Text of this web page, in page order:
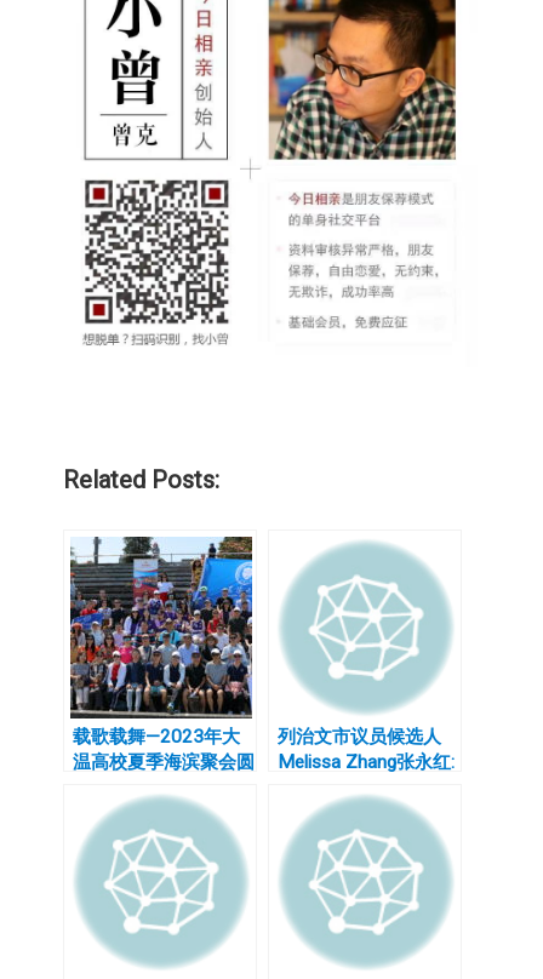
Related Posts:
载歌载舞—2023年大
温高校夏季海滨聚会圆
列治文市议员候选人
Melissa Zhang张永红:
行！